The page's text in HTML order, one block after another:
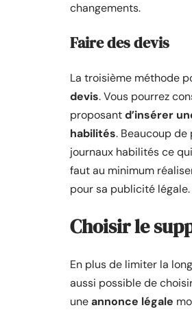
changements.
Faire des devis
La troisième méthode
devis. Vous pourrez
proposantd’insérer
habilités. Beaucoup
journaux habilités ce
faut au minimum
pour sa publicité légale.
Choisir le
En plus de limiter la
aussi possible de
uneannonce légale